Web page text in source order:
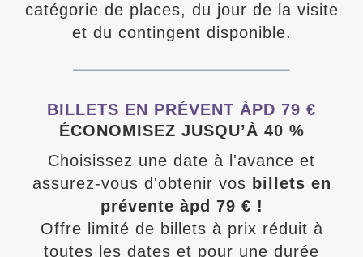
catégorie de places, du jour de la visite
et du contingent disponible.
BILLETS EN PRÉVENT ÀPD 79 €
ÉCONOMISEZ JUSQU’À 40 %
Choisissez une date à l'avance et
assurez-vous d'obtenir vos billets en
prévente àpd 79 € !
Offre limité de billets à prix réduit à
toutes les dates et pour une durée